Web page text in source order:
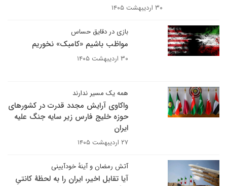
۳۰ اردیبهشت ۱۴۰۵
بازی در دقایق حساس
مواظب باشیم «کامبک» نخوریم
۳۰ اردیبهشت ۱۴۰۵
همه یک مسیر ندارند
واکاوی آرایش مجدد قدرت در کشورهای
حوزه خلیج فارس زیر سایه جنگ علیه
ایران
۲۷ اردیبهشت ۱۴۰۵
آتش رمضان و آینهٔ خودآیینی
آیا تقابل اخیر، ایران را به لحظهٔ کانتیِ